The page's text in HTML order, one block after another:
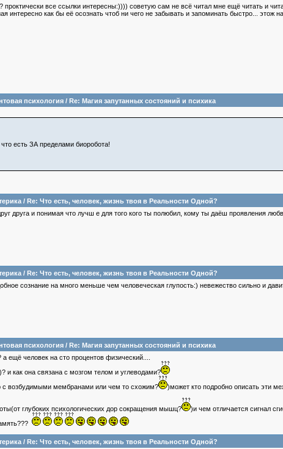
проктически все ссылки интересны:)))) советую сам не всё читал мне ещё читать и
интересно как бы её осознать чтоб ни чего не забывать и запоминать быстро... этож
психология / Re: Магия запутанных состояний и психика
есть ЗА пределами биоробота!
/ Re: Что есть, человек, жизнь твоя в Реальности Одной?
друга и понимая что лучш е для того кого ты полюбил, кому ты даёш проявления
/ Re: Что есть, человек, жизнь твоя в Реальности Одной?
сознание на много меньше чем человеческая глупость:) невежество сильно и
психология / Re: Магия запутанных состояний и психика
ещё человек на сто процентов физический....
и как она связана с мозгом телом и углеводами?
с возбудимыми мембранами или чем то схожим?
)может кто подробно описать эти
глубоких психологических дор сокращения мышц?
)и чем отличается сигнал
/ Re: Что есть, человек, жизнь твоя в Реальности Одной?